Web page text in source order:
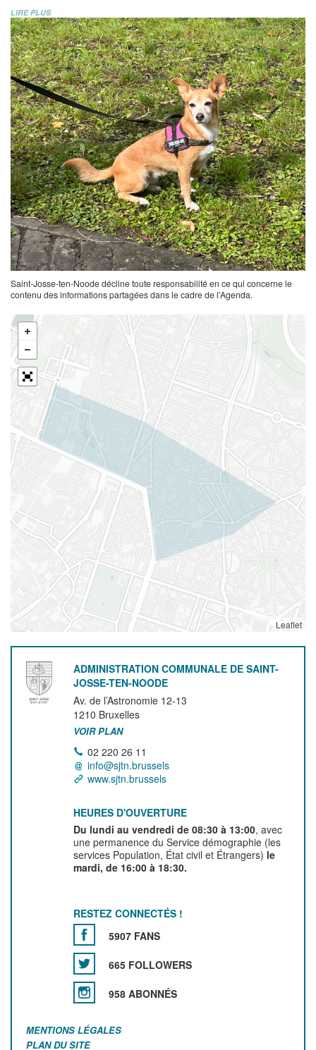
LIRE PLUS
Saint-Josse-ten-Noode décline toute responsabilité en ce qui concerne le
contenu des informations partagées dans le cadre de l’Agenda.
Leaflet
ADMINISTRATION COMMUNALE DE SAINT-
JOSSE-TEN-NOODE
Av. de l’Astronomie 12-13
1210 Bruxelles
VOIR PLAN
02 220 26 11
info@sjtn.brussels
www.sjtn.brussels
HEURES D'OUVERTURE
Du lundi au vendredi de 08:30 à 13:00, avec
une permanence du Service démographie (les
services Population, État civil et Étrangers) le
mardi, de 16:00 à 18:30.
RESTEZ CONNECTÉS !
5907 FANS
665 FOLLOWERS
958 ABONNÉS
MENTIONS LÉGALES
PLAN DU SITE